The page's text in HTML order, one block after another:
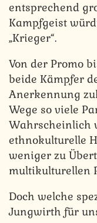
entsprechend
Kampfgeist
„Krieger“.
Von der Promo
beide Kämpfer
Anerkennung
Wege so viele
Wahrscheinlich
ethnokulturelle
weniger zu
multikulturellen
Doch welche
Jungwirth für